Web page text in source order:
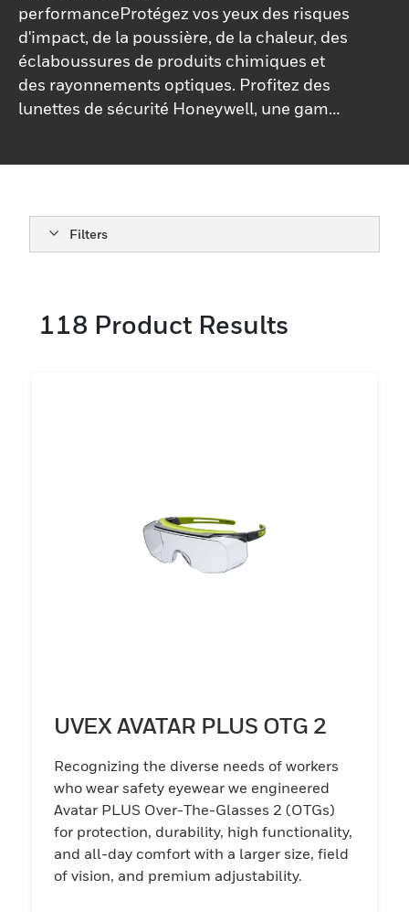
performanceProtégez vos yeux des risques
d'impact, de la poussière, de la chaleur, des
éclaboussures de produits chimiques et
des rayonnements optiques. Profitez des
lunettes de sécurité Honeywell, une gamme
combinent des innovations, des capacités
techniquement avancées et des
protection, de confort, de durabilité et de
Filters
118 Product Results
UVEX AVATAR PLUS OTG 2
Recognizing the diverse needs of workers
who wear safety eyewear we engineered
Avatar PLUS Over-The-Glasses 2 (OTGs)
for protection, durability, high functionality,
and all-day comfort with a larger size, field
of vision, and premium adjustability.